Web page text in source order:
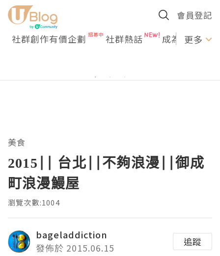
會員登記
社群創作有價企劃 社群熱話 成為U更多
美食
2015|| 台北||不夠浪漫||御成
町浪漫鰻屋
瀏覽次數:1004
bageladdiction
發佈於 2015.06.15
追蹤